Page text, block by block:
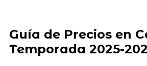
Guía de Precios en
Temporada 2025-